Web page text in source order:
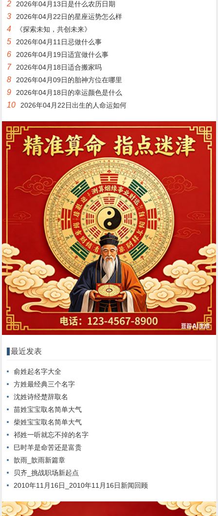
2 2026年04月13日是什么农历日期
3 2026年04月22日的星座运势怎么样
4 《探索未知，共创未来》
5 2026年04月11日忌做什么事
6 2026年04月19日适宜做什么事
7 2026年04月18日适合搬家吗
8 2026年04月09日的胎神方位在哪里
9 2026年04月18日的幸运颜色是什么
10 2026年04月22日出生的人命运如何
最近发表
俞姓起名字大全
方姓最经典三个名字
沈姓诗经楚辞取名
苗姓宝宝取名简单大气
柴姓宝宝取名简单大气
祁姓一听就忘不掉的名字
巳时羊是命苦还是富贵
歆雨_歆雨新篇章
贝齐_挑战职场新起点
2010年11月16日_2010年11月16日新闻回顾